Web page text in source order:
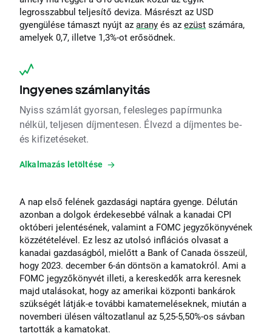
legrosszabbul teljesítő deviza. Másrészt az USD
gyengülése támaszt nyújt az arany és az ezüst számára,
amelyek 0,7, illetve 1,3%-ot erősödnek.
Ingyenes számlanyitás
Nyiss számlát gyorsan, felesleges papírmunka
nélkül, teljesen díjmentesen. Élvezd a díjmentes be-
és kifizetéseket.
Alkalmazás letöltése
A nap első felének gazdasági naptára gyenge. Délután
azonban a dolgok érdekesebbé válnak a kanadai CPI
októberi jelentésének, valamint a FOMC jegyzőkönyvének
közzétételével. Ez lesz az utolsó inflációs olvasat a
kanadai gazdaságból, mielőtt a Bank of Canada összeül,
hogy 2023. december 6-án döntsön a kamatokról. Ami a
FOMC jegyzőkönyvét illeti, a kereskedők arra keresnek
majd utalásokat, hogy az amerikai központi bankárok
szükségét látják-e további kamatemeléseknek, miután a
novemberi ülésen változatlanul az 5,25-5,50%-os sávban
tartották a kamatokat.